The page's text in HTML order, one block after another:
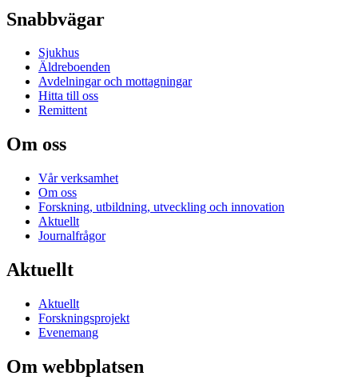
Snabbvägar
Sjukhus
Äldreboenden
Avdelningar och mottagningar
Hitta till oss
Remittent
Om oss
Vår verksamhet
Om oss
Forskning, utbildning, utveckling och innovation
Aktuellt
Journalfrågor
Aktuellt
Aktuellt
Forskningsprojekt
Evenemang
Om webbplatsen